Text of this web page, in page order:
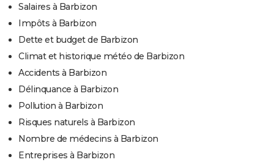
Salaires à Barbizon
Impôts à Barbizon
Dette et budget de Barbizon
Climat et historique météo de Barbizon
Accidents à Barbizon
Délinquance à Barbizon
Pollution à Barbizon
Risques naturels à Barbizon
Nombre de médecins à Barbizon
Entreprises à Barbizon